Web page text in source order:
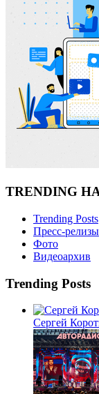
TRENDING
Trending Posts
Пресс-релизы
Фото
Видеоархив
Trending Posts
Сергей